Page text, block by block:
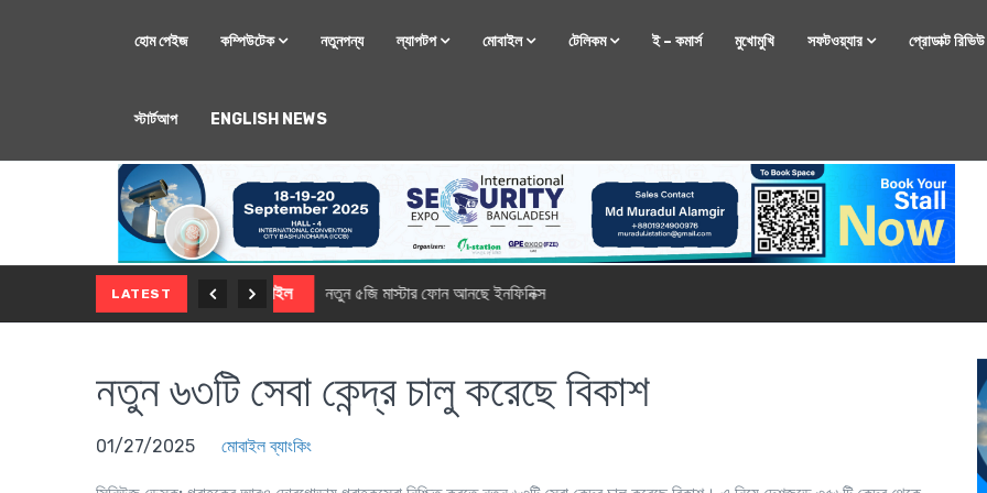
হোম পেইজ কম্পিউটেক নতুনপন্য ল্যাপটপ মোবাইল টেলিকম ই – কমার্স মুখোমুখি সফটওয়্যার প্রোডাক্ট রিভিউ
স্টার্টআপ ENGLISH NEWS
LATEST মোবাইল নতুন সি-সিরিজ স্মার্টফোন নিয়ে আসছে রিয়েলমি
নতুন ৬৩টি সেবা কেন্দ্র চালু করেছে বিকাশ
01/27/2025 মোবাইল ব্যাংকিং